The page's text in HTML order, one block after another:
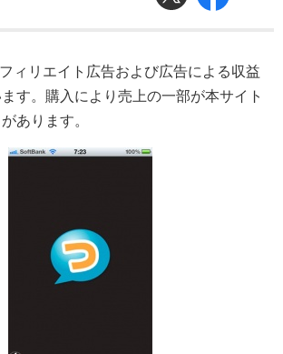
ィリエイト広告および広告による収益
す。購入により売上の一部が本サイト
あります。